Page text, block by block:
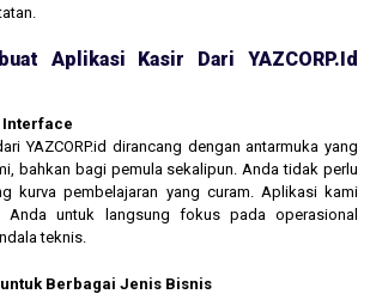
Aplikasi Kasir Dari YAZCORP.id
YAZCORP.id dirancang dengan antarmuka yang
bahkan bagi pemula sekalipun. Anda tidak perlu
kurva pembelajaran yang curam. Aplikasi kami
Anda untuk langsung fokus pada operasional
teknis.
Berbagai Jenis Bisnis